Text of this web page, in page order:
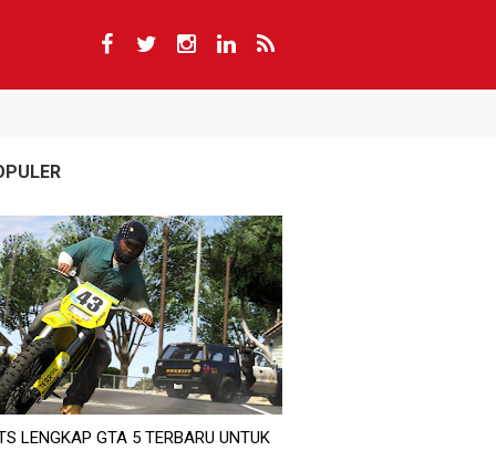
LENGKAP GTA 5 TERBARU UNTUK